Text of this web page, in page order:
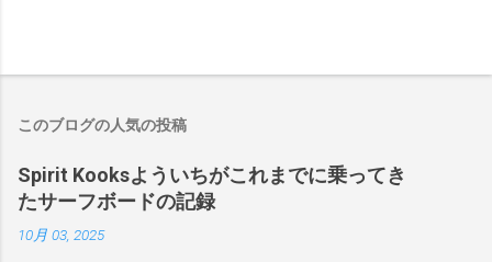
このブログの人気の投稿
Spirit Kooksよういちがこれまでに乗ってき
たサーフボードの記録
10月 03, 2025